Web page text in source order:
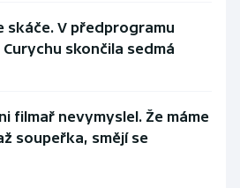
skáče. V předprogramu
skončila sedmá
filmař nevymyslel. Že máme
soupeřka, smějí se